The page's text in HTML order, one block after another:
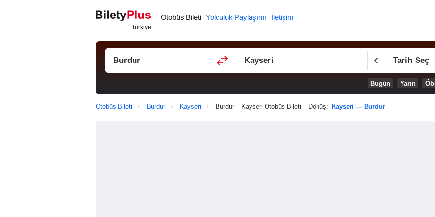
Otobüs Bileti Yolculuk Paylaşımı İletişim
Tarih Seç
Bugün Yarın
Otobüs Bileti Burdur Kayseri Burdur – Kayseri Otobüs Bileti Dönüş: Kayseri — Burdur